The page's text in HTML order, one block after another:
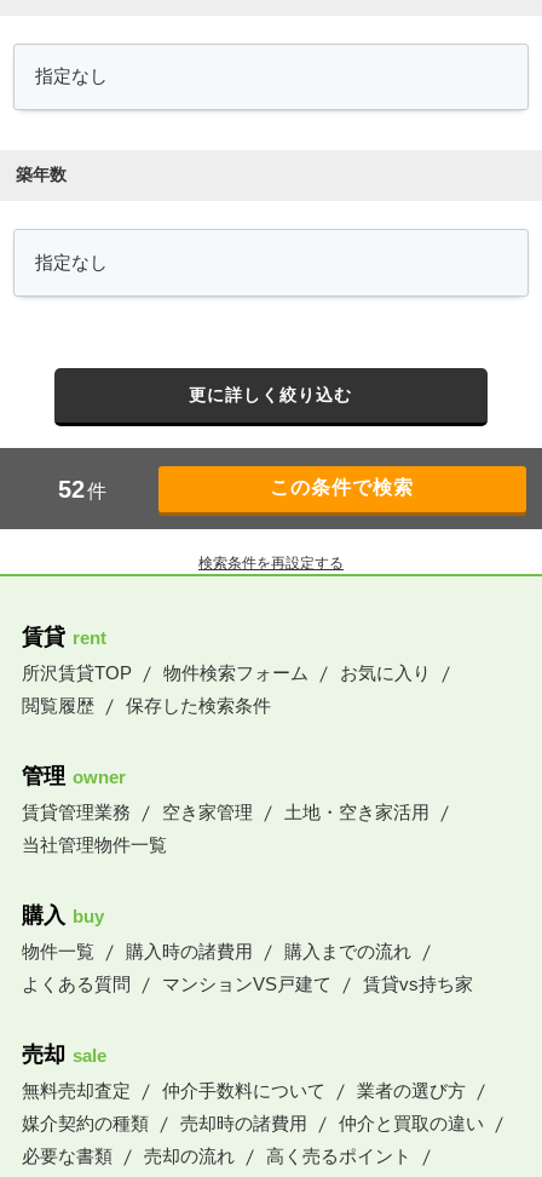
築年数
更に詳しく絞り込む
52件
検索条件を再設定する
賃貸 rent
所沢賃貸TOP
物件検索フォーム
お気に入り
閲覧履歴
保存した検索条件
管理 owner
賃貸管理業務
空き家管理
土地・空き家活用
当社管理物件一覧
購入 buy
物件一覧
購入時の諸費用
購入までの流れ
よくある質問
マンションVS戸建て 賃貸vs持ち家
売却 sale
無料売却査定
仲介手数料について
業者の選び方
媒介契約の種類
売却時の諸費用
仲介と買取の違い
必要な書類
売却の流れ
高く売るポイント